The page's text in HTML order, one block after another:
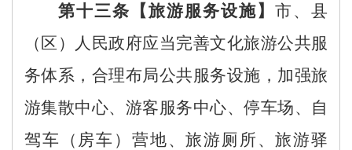
第十三条【 旅游服务设施】市、县
（区）
人民政府应当完善文化旅游公共服
务体系，合理布局公共服务设施，加强旅
游集散中心、 游客服务中心、停车场、自
驾车 （ 房车 ） 营地、旅游厕所、旅游驿